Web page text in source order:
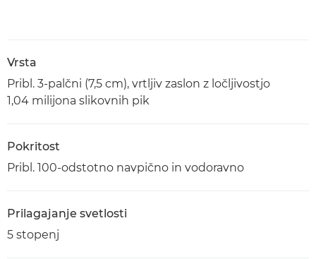
Vrsta
Pribl. 3-palčni (7,5 cm), vrtljiv zaslon z ločljivostjo
1,04 milijona slikovnih pik
Pokritost
Pribl. 100-odstotno navpično in vodoravno
Prilagajanje svetlosti
5 stopenj